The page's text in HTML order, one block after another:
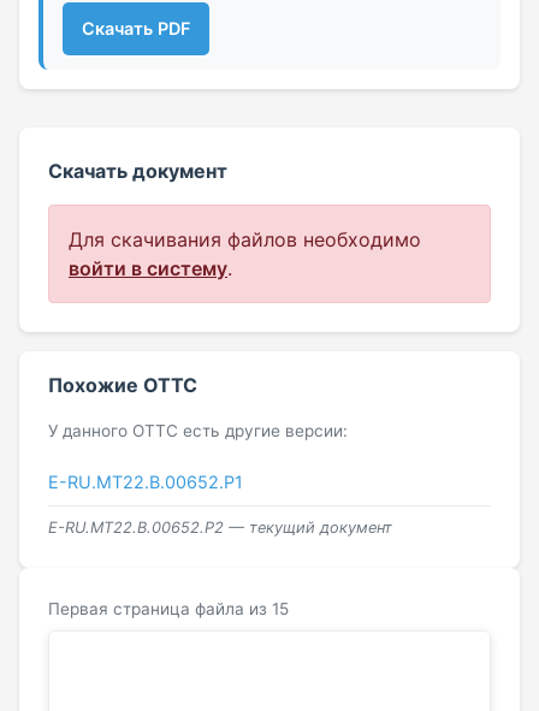
Скачать PDF
Скачать документ
Для скачивания файлов необходимо
войти в систему.
Похожие ОТТС
У данного ОТТС есть другие версии:
E-RU.MT22.В.00652.Р1
E-RU.MT22.В.00652.Р2 — текущий документ
Первая страница файла из 15